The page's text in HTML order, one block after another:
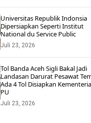
Universitas Republik Indonsia
Dipersiapkan Seperti Institut
National du Service Public
Juli 23, 2026
Tol Banda Aceh Sigli Bakal Jadi
Landasan Darurat Pesawat
Ada 4 Tol Disiapkan
PU
Juli 23, 2026